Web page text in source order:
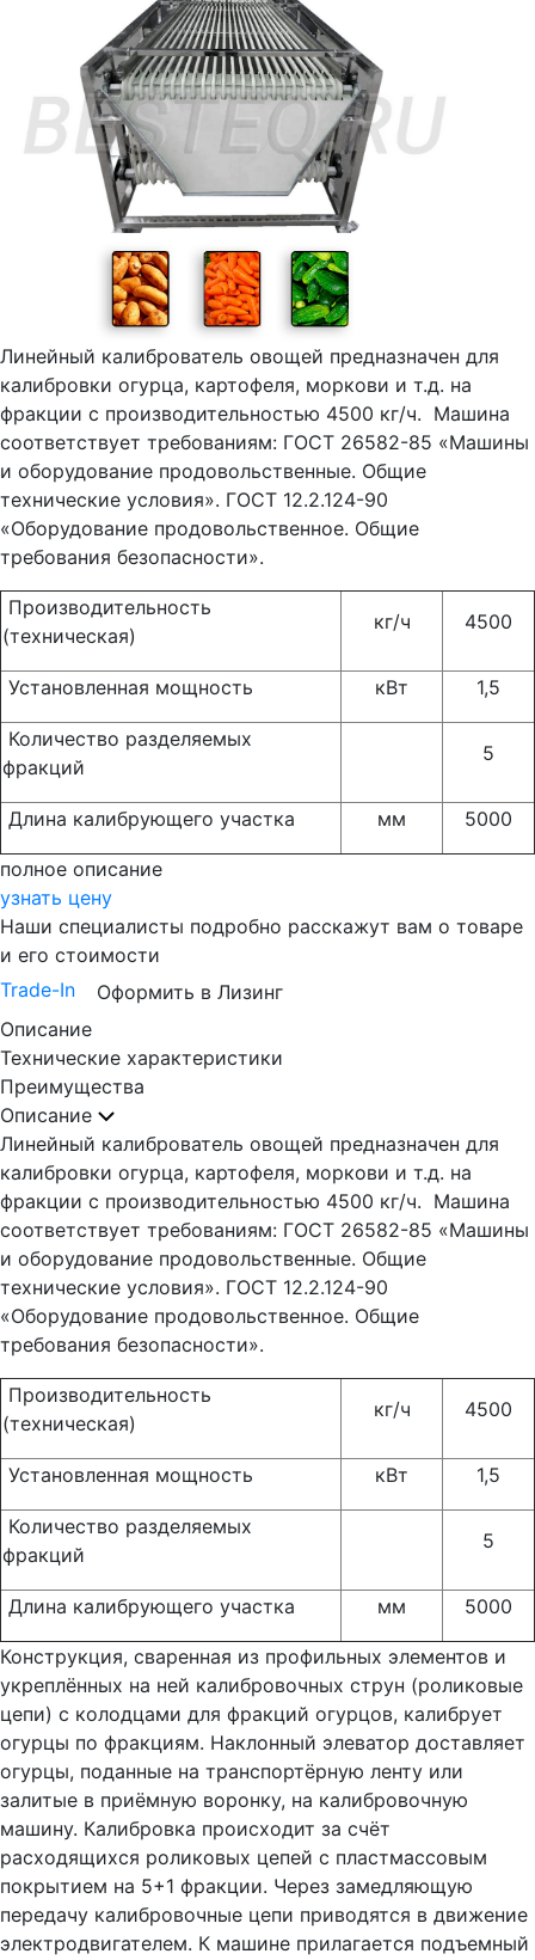
Линейный калиброватель овощей предназначен для
калибровки огурца, картофеля, моркови и т.д. на
фракции с производительностью 4500 кг/ч. Машина
соответствует требованиям: ГОСТ 26582-85 «Машины
и оборудование продовольственные. Общие
технические условия». ГОСТ 12.2.124-90
«Оборудование продовольственное. Общие
требования безопасности».
Производительность
(техническая)
кг/ч 4500
Установленная мощность кВт 1,5
Количество разделяемых
фракций
5
Длина калибрующего участка мм 5000
полное описание
узнать цену
Наши специалисты подробно расскажут вам о товаре
и его стоимости
Trade-In
Оформить в Лизинг
Описание
Технические характеристики
Преимущества
Описание
Линейный калиброватель овощей предназначен для
калибровки огурца, картофеля, моркови и т.д. на
фракции с производительностью 4500 кг/ч. Машина
соответствует требованиям: ГОСТ 26582-85 «Машины
и оборудование продовольственные. Общие
технические условия». ГОСТ 12.2.124-90
«Оборудование продовольственное. Общие
требования безопасности».
Производительность
(техническая)
кг/ч 4500
Установленная мощность кВт 1,5
Количество разделяемых
фракций
5
Длина калибрующего участка мм 5000
Конструкция, сваренная из профильных элементов и
укреплённых на ней калибровочных струн (роликовые
цепи) с колодцами для фракций огурцов, калибрует
огурцы по фракциям. Наклонный элеватор доставляет
огурцы, поданные на транспортёрную ленту или
залитые в приёмную воронку, на калибровочную
машину. Калибровка происходит за счёт
расходящихся роликовых цепей с пластмассовым
покрытием на 5+1 фракции. Через замедляющую
передачу калибровочные цепи приводятся в движение
электродвигателем. К машине прилагается подъемный